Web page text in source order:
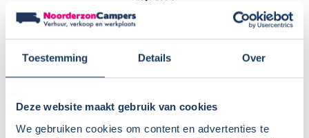
Toestemming Details Over
Deze website maakt gebruik van cookies
We gebruiken cookies om content en advertenties te